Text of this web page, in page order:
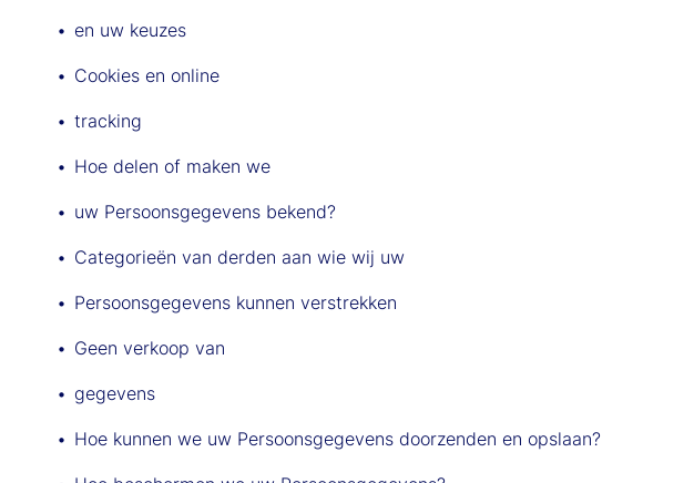
en uw keuzes
Cookies en online
tracking
Hoe delen of maken we
uw Persoonsgegevens bekend?
Categorieën van derden aan wie wij uw
Persoonsgegevens kunnen verstrekken
Geen verkoop van
gegevens
Hoe kunnen we uw Persoonsgegevens doorzenden en opslaan?